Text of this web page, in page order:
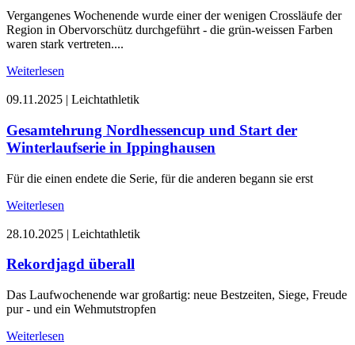
Vergangenes Wochenende wurde einer der wenigen Crossläufe der
Region in Obervorschütz durchgeführt - die grün-weissen Farben
waren stark vertreten....
Weiterlesen
09.11.2025 | Leichtathletik
Gesamtehrung Nordhessencup und Start der
Winterlaufserie in Ippinghausen
Für die einen endete die Serie, für die anderen begann sie erst
Weiterlesen
28.10.2025 | Leichtathletik
Rekordjagd überall
Das Laufwochenende war großartig: neue Bestzeiten, Siege, Freude
pur - und ein Wehmutstropfen
Weiterlesen